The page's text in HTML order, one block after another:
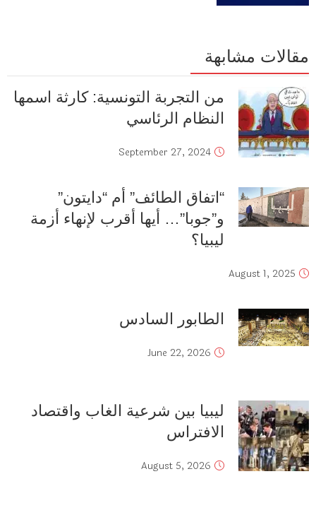
مقالات مشابهة
من التجربة التونسية: كارثة اسمها
النظام الرئاسي
September 27, 2024
“اتفاق الطائف” أم “دايتون”
و”جوبا”… أيها أقرب لإنهاء أزمة
ليبيا؟
August 1, 2025
الطابور السادس
June 22, 2026
ليبيا بين شرعية الغاب واقتصاد
الافتراس
August 5, 2026